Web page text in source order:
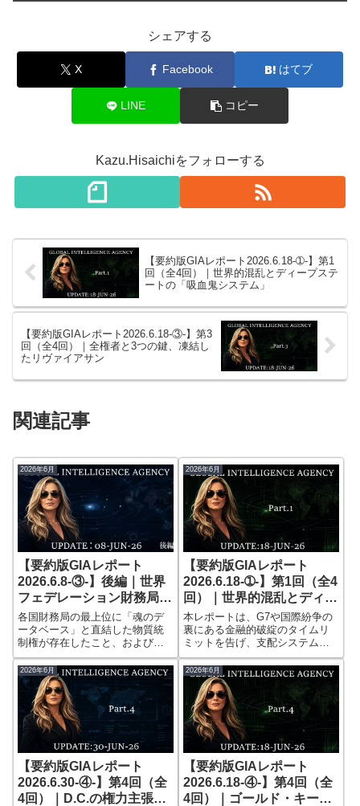
シェアする
X Facebook はてブ
LINE コピー
Kazu.Hisaichiをフォローする
【要約版GIAレポート2026.6.18-➀-】第1
回（全4回）｜世界的混乱とディープステ
ートの「吸血鬼システム」
【要約版GIAレポート2026.6.18-③-】第3
回（全4回）｜全権者と3つの鍵、凍結し
たリヴァイアサン
関連記事
2026年6月
【要約版GIAレポート
2026.6.8-③-】後編｜世界
フェデレーション財務局と
閉ざされたゲート
各国財務局の最上位に「魂のデ
ータベース」と直結した物質統
制権が存在したこと、および
2026年5月末を画期としてアルフ
ァ／オメガの多次元ゲートが不
可逆的に切断された歴史的転換
点を記録している。
2026年6月
【要約版GIAレポート
2026.6.18-➀-】第1回（全4
回）｜世界的混乱とディー
プステートの「吸血鬼シス
テム」
本レポートは、G7や国際紛争の
裏にある金融的破綻のタイムリ
ミットを告げ、支配システムが
物理的・構造的に機能停止した
決定的な移行期の瞬間を捉えて
いる。
2026年6月
【要約版GIAレポート
2026.6.30-④-】第4回（全
4回）｜D.C.の権力主張、
2026年6月
【要約版GIAレポート
2026.6.18-④-】第4回（全
4回）｜ゴールド・キーと